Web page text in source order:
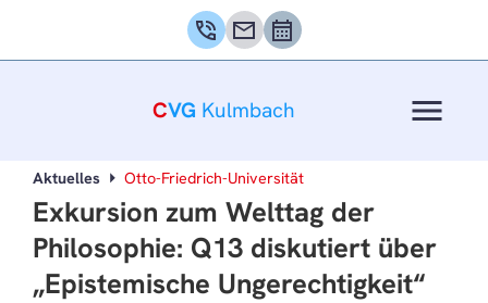
phone_in_talk mail calendar_month
CVG Kulmbach menu
Aktuelles Otto-Friedrich-Universität
Exkursion zum Welttag der
Philosophie: Q13 diskutiert über
„Epistemische Ungerechtigkeit“